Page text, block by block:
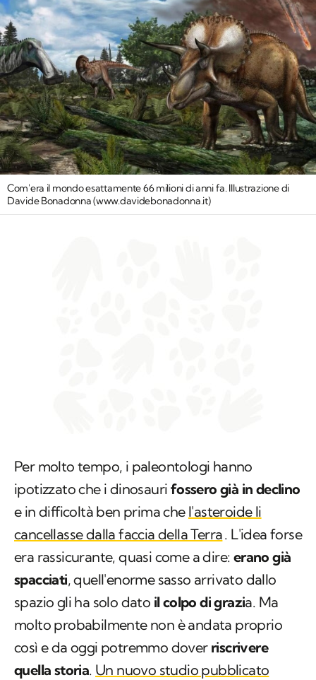
Com'era il mondo esattamente 66 milioni di anni fa. Illustrazione di
Davide Bonadonna (www.davidebonadonna.it)
Per molto tempo, i paleontologi hanno
ipotizzato che i dinosauri fossero già in declino
e in difficoltà ben prima che l'asteroide li
cancellasse dalla faccia della Terra. L'idea forse
era rassicurante, quasi come a dire: erano già
spacciati, quell'enorme sasso arrivato dallo
spazio gli ha solo dato il colpo di grazia. Ma
molto probabilmente non è andata proprio
così e da oggi potremmo dover riscrivere
quella storia. Un nuovo studio pubblicato